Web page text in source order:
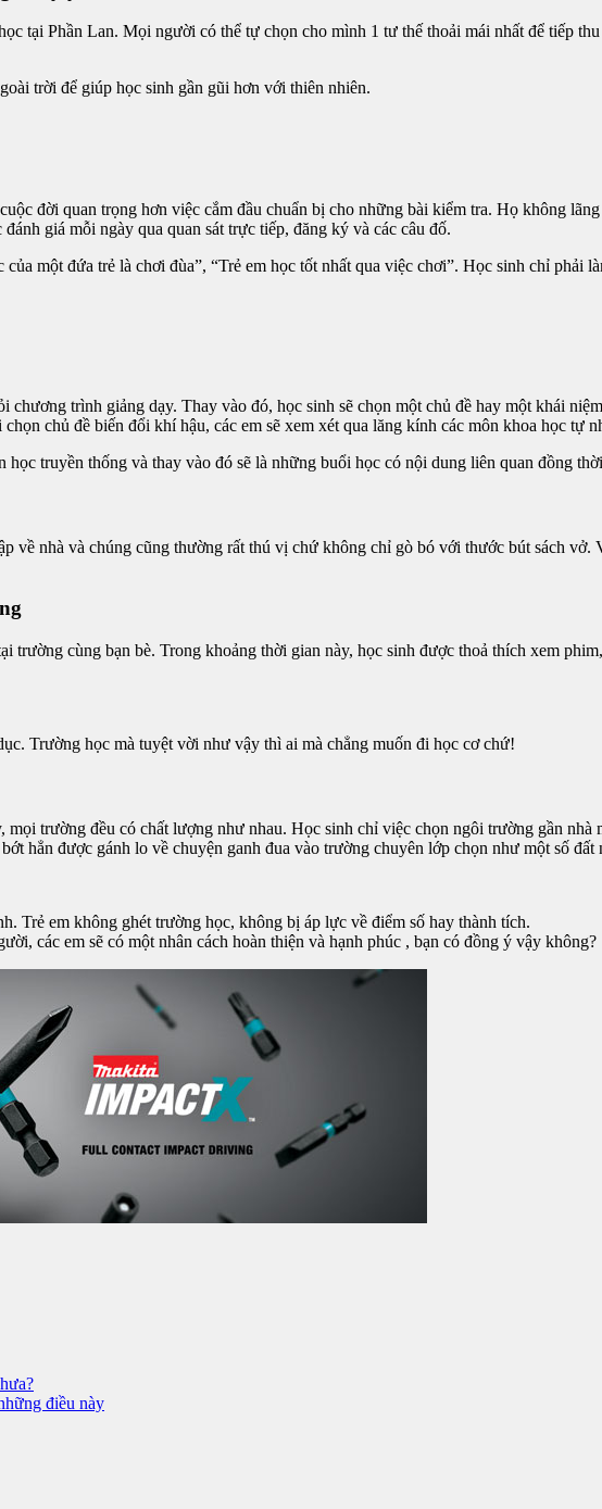
tại Phần Lan. Mọi người có thể tự chọn cho mình 1 tư thế thoải mái nhất để tiếp
trời để giúp học sinh gần gũi hơn với thiên nhiên.
đời quan trọng hơn việc cắm đầu chuẩn bị cho những bài kiểm tra. Họ không
giá mỗi ngày qua quan sát trực tiếp, đăng ký và các câu đố.
một đứa trẻ là chơi đùa”, “Trẻ em học tốt nhất qua việc chơi”. Học sinh chỉ phải
trình giảng dạy. Thay vào đó, học sinh sẽ chọn một chủ đề hay một khái
chủ đề biến đổi khí hậu, các em sẽ xem xét qua lăng kính các môn khoa học tự
truyền thống và thay vào đó sẽ là những buổi học có nội dung liên quan đồng
về nhà và chúng cũng thường rất thú vị chứ không chỉ gò bó với thước bút sách vở.
trường cùng bạn bè. Trong khoảng thời gian này, học sinh được thoả thích xem
Trường học mà tuyệt vời như vậy thì ai mà chẳng muốn đi học cơ chứ!
trường đều có chất lượng như nhau. Học sinh chỉ việc chọn ngôi trường gần nhà
hẳn được gánh lo về chuyện ganh đua vào trường chuyên lớp chọn như một số đất
Trẻ em không ghét trường học, không bị áp lực về điểm số hay thành tích.
các em sẽ có một nhân cách hoàn thiện và hạnh phúc , bạn có đồng ý vậy không?
điều này